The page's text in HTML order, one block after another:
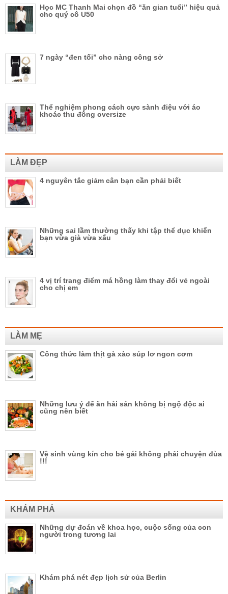
Học MC Thanh Mai chọn đồ “ăn gian tuổi” hiệu quả
cho quý cô U50
7 ngày “đen tối” cho nàng công sở
Thể nghiệm phong cách cực sành điệu với áo
khoác thu đông oversize
LÀM ĐẸP
4 nguyên tắc giảm cân bạn cần phải biết
Những sai lầm thường thấy khi tập thể dục khiến
bạn vừa già vừa xấu
4 vị trí trang điểm má hồng làm thay đổi vẻ ngoài
cho chị em
LÀM MẸ
Công thức làm thịt gà xào súp lơ ngon cơm
Những lưu ý để ăn hải sản không bị ngộ độc ai
cũng nên biết
Vệ sinh vùng kín cho bé gái không phải chuyện đùa
!!!
KHÁM PHÁ
Những dự đoán về khoa học, cuộc sống của con
người trong tương lai
Khám phá nét đẹp lịch sử của Berlin